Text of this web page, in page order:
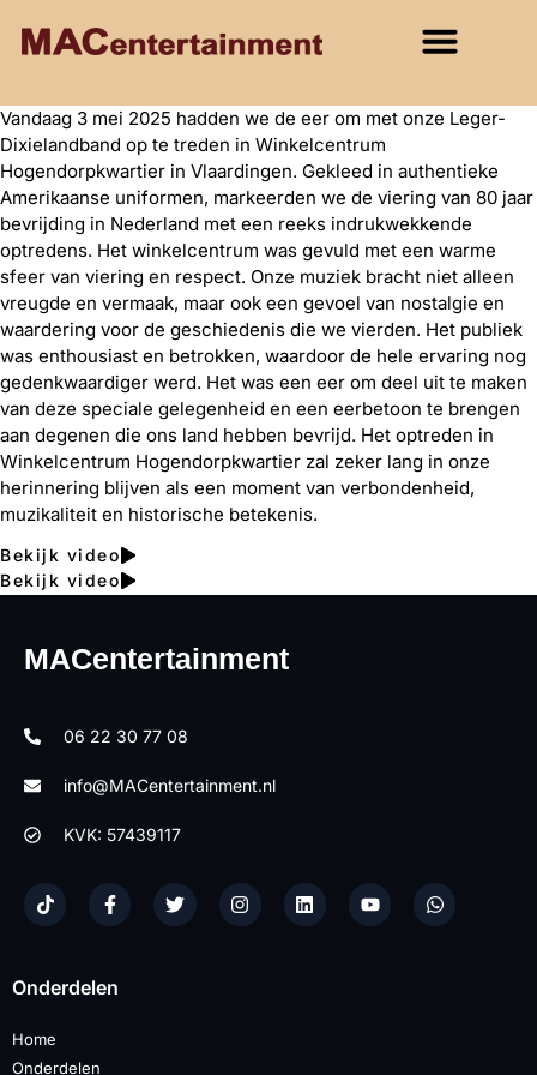
Vandaag 3 mei 2025 hadden we de eer om met onze Leger-
Dixielandband op te treden in Winkelcentrum
Hogendorpkwartier in Vlaardingen. Gekleed in authentieke
Amerikaanse uniformen, markeerden we de viering van 80 jaar
bevrijding in Nederland met een reeks indrukwekkende
optredens. Het winkelcentrum was gevuld met een warme
sfeer van viering en respect. Onze muziek bracht niet alleen
vreugde en vermaak, maar ook een gevoel van nostalgie en
waardering voor de geschiedenis die we vierden. Het publiek
was enthousiast en betrokken, waardoor de hele ervaring nog
gedenkwaardiger werd. Het was een eer om deel uit te maken
van deze speciale gelegenheid en een eerbetoon te brengen
aan degenen die ons land hebben bevrijd. Het optreden in
Winkelcentrum Hogendorpkwartier zal zeker lang in onze
herinnering blijven als een moment van verbondenheid,
muzikaliteit en historische betekenis.
Bekijk video
Bekijk video
MACentertainment
06 22 30 77 08
info@MACentertainment.nl
KVK: 57439117
Onderdelen
Home
Onderdelen